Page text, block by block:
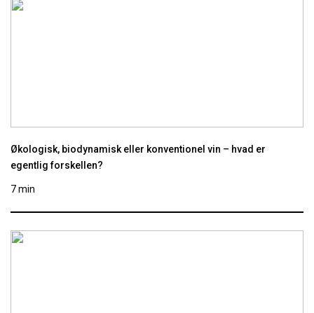
Økologisk, biodynamisk eller konventionel vin – hvad er
egentlig forskellen?
7 min